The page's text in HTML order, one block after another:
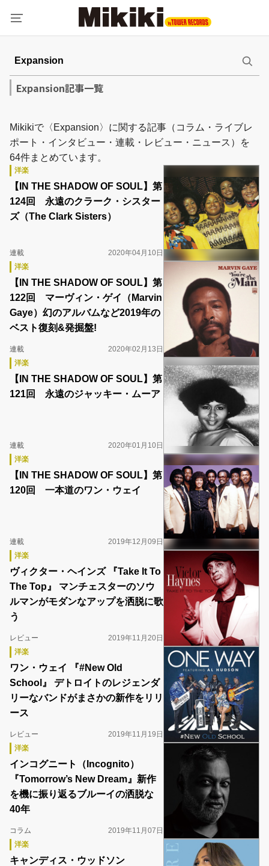
Expansion記事一覧
Mikikiで〈Expansion〉に関する記事（コラム・ライブレ
ポート・インタビュー・連載・レビュー・ニュース）を
64件まとめています。
洋楽
【IN THE SHADOW OF SOUL】第
124回 永遠のクラーク・シスター
ズ（The Clark Sisters）
連載
2020年04月10日
洋楽
【IN THE SHADOW OF SOUL】第
122回 マーヴィン・ゲイ（Marvin
Gaye）幻のアルバムなど2019年の
ベスト復刻&発掘盤!
連載
2020年02月13日
洋楽
【IN THE SHADOW OF SOUL】第
121回 永遠のジャッキー・ムーア
連載
2020年01月10日
洋楽
【IN THE SHADOW OF SOUL】第
120回 一本道のワン・ウェイ
連載
2019年12月09日
洋楽
ヴィクター・ヘインズ 『Take It To
The Top』 マンチェスターのソウ
ルマンがモダンなアップを洒脱に歌
う
レビュー
2019年11月20日
洋楽
ワン・ウェイ 『#New Old
School』 デトロイトのレジェンダ
リーなバンドがまさかの新作をリリ
ース
レビュー
2019年11月19日
洋楽
インコグニート（Incognito）
『Tomorrow’s New Dream』新作
を機に振り返るブルーイの洒脱な
40年
コラム
2019年11月07日
洋楽
キャンディス・ウッドソン